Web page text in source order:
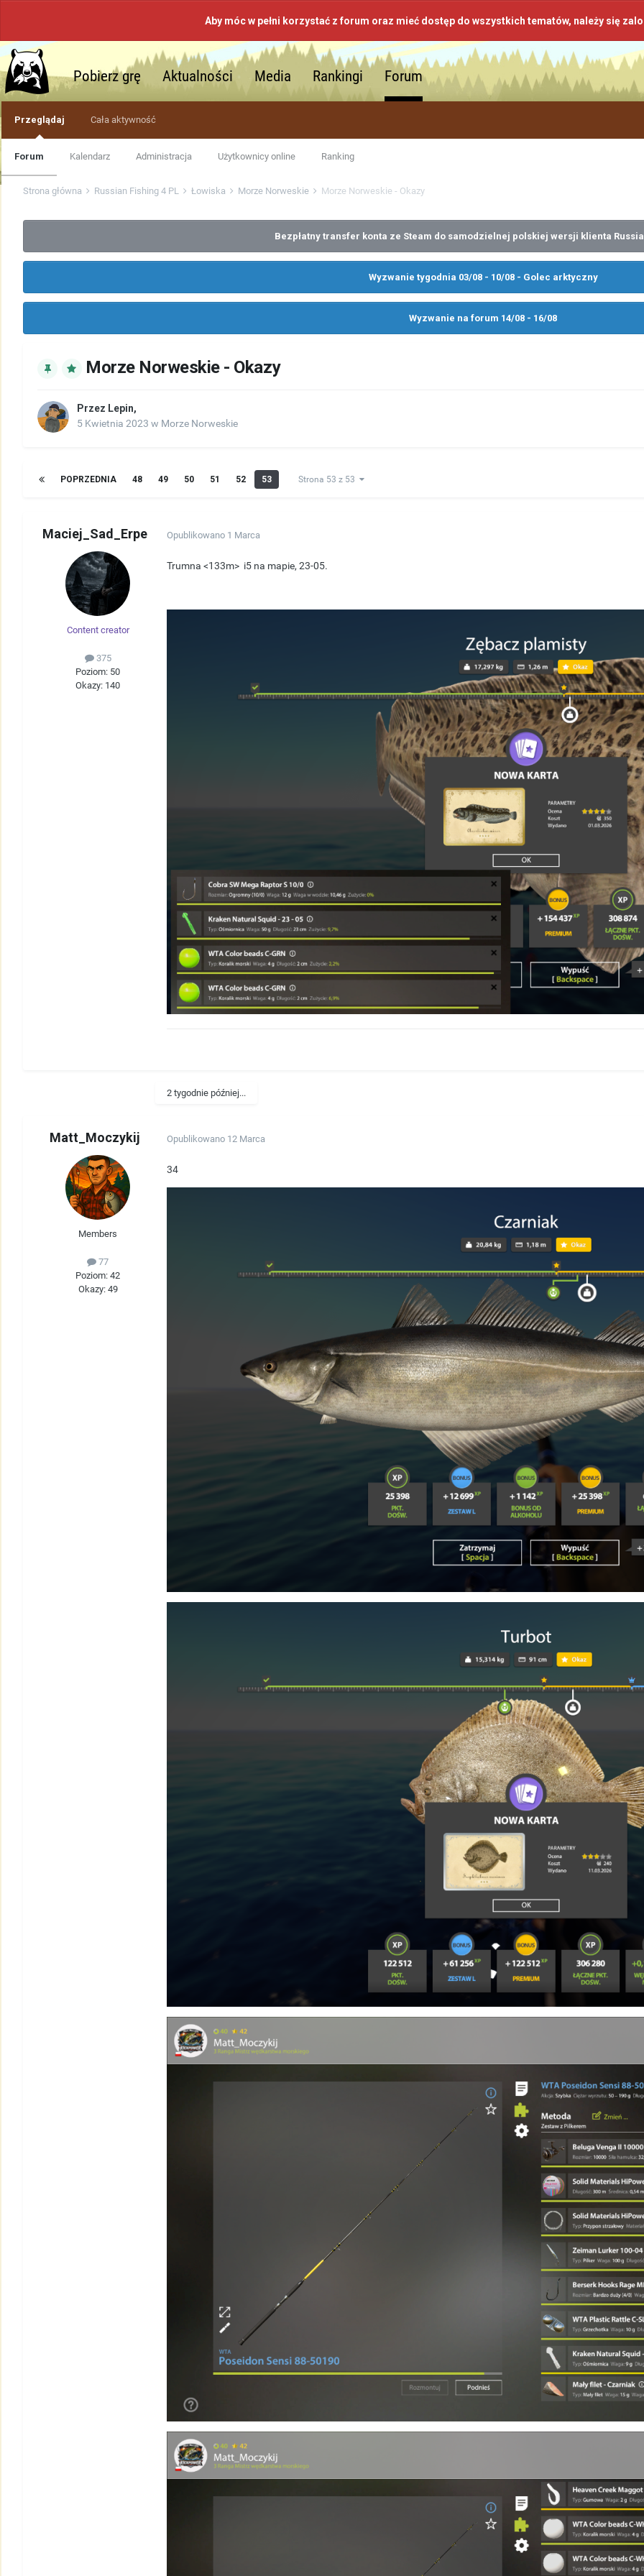
Aby móc w pełni korzystać z forum oraz mieć dostęp do wszystkich tematów, należy się
Pobierz grę Aktualności Media Rankingi Forum
Przeglądaj
Forum Kalendarz Administracja Użytkownicy online Ranking
Cała aktywność
Strona główna Russian Fishing 4 PL Łowiska Morze Norweskie Morze Norweskie - Okazy
Bezpłatny transfer konta ze Steam do samodzielnej polskiej wersji klienta
Wyzwanie tygodnia 03/08 - 10/08 - Golec arktyczny
Wyzwanie na forum 14/08 - 16/08
Morze Norweskie - Okazy
Przez Lepin,
5 Kwietnia 2023 w Morze Norweskie
POPRZEDNIA 48 49 50 51 52 53 Strona 53 z 53
Maciej_Sad_Erpe
Content creator
375
Poziom: 50
Okazy: 140
Opublikowano 1 Marca
Trumna <133m> i5 na mapie, 23-05.
2 tygodnie później...
Matt_Moczykij
Members
77
Poziom: 42
Okazy: 49
Opublikowano 12 Marca
34